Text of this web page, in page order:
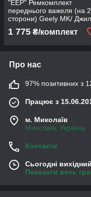
"EEP" Ремкомплект
переднього важеля (на 2
сторони) Geely MK/
МК
1 775 ₴/комплект
Про нас
97% позитивних з
Працює з
м. Миколаїв
Миколаїв, Україна
Контакти
Сьогодні вихідний
Показати весь